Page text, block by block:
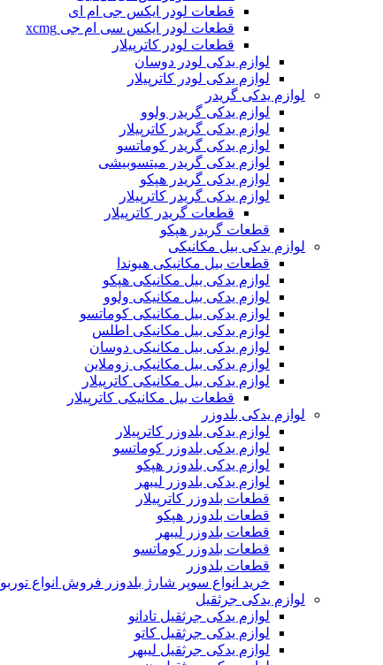
قطعات لودر ایکس جی ام ای
قطعات لودر ایکس سی ام جی xcmg
قطعات لودر کاترپیلار
لوازم یدکی لودر دوسان
لوازم یدکی لودر کاترپیلار
لوازم یدکی گریدر
لوازم یدکی گریدر ولوو
لوازم یدکی گریدر کاترپیلار
لوازم یدکی گریدر کوماتسو
لوازم یدکی گریدر میتسوبیشی
لوازم یدکی گریدر هپکو
لوازم یدکی گریدر کاترپیلار
قطعات گریدر کاترپیلار
قطعات گریدر هپکو
لوازم یدکی بیل مکانیکی
قطعات بیل مکانیکی هیوندا
لوازم یدکی بیل مکانیکی هپکو
لوازم یدکی بیل مکانیکی ولوو
لوازم یدکی بیل مکانیکی کوماتسو
لوازم یدکی بیل مکانیکی اطلس
لوازم یدکی بیل مکانیکی دوسان
لوازم یدکی بیل مکانیکی زوملاین
لوازم یدکی بیل مکانیکی کاترپیلار
قطعات بیل مکانیکی کاترپیلار
لوازم یدکی بلدوزر
لوازم یدکی بلدوزر کاترپیلار
لوازم یدکی بلدوزر کوماتسو
لوازم یدکی بلدوزر هپکو
لوازم یدکی بلدوزر لیبهر
قطعات بلدوزر کاترپیلار
قطعات بلدوزر هپکو
قطعات بلدوزر لیبهر
قطعات بلدوزر کوماتسو
قطعات بلدوزر
خرید انواع سوپر شارژ بلدوزر فروش انواع توربو
لوازم یدکی جرثقیل
لوازم یدکی جرثقیل تادانو
لوازم یدکی جرثقیل کاتو
لوازم یدکی جرثقیل لیبهر